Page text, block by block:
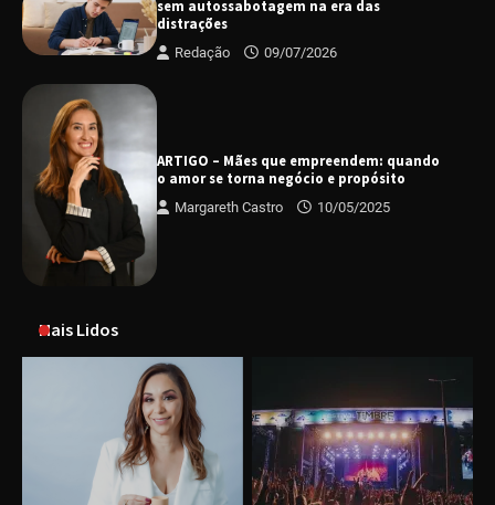
sem autossabotagem na era das
distrações
Redação 09/07/2026
ARTIGO – Mães que empreendem: quando
o amor se torna negócio e propósito
Margareth Castro 10/05/2025
Mais Lidos